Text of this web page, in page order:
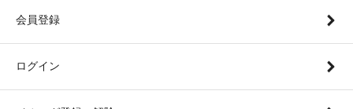
会員登録
ログイン